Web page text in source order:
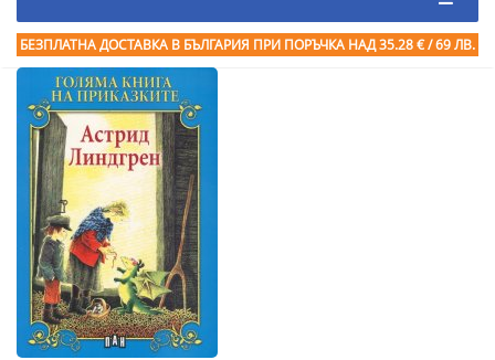
БЕЗПЛАТНА ДОСТАВКА В БЪЛГАРИЯ ПРИ ПОРЪЧКА НАД 35.28 € / 69 ЛВ.